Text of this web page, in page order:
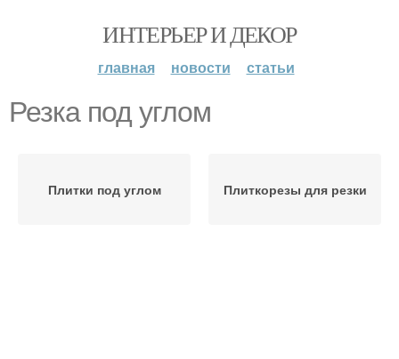
ИНТЕРЬЕР И ДЕКОР
главная новости статьи
Резка под углом
Плитки под углом Плиткорезы для резки